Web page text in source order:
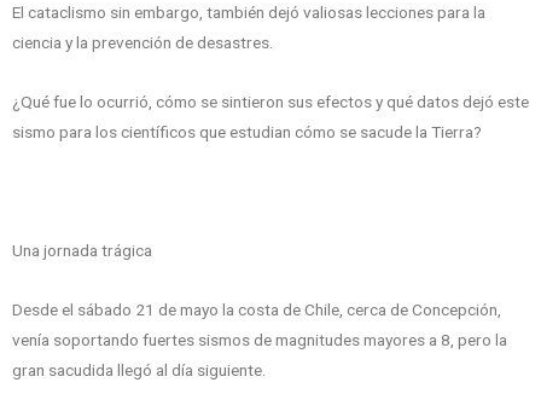
El cataclismo sin embargo, también dejó valiosas lecciones para la
ciencia y la prevención de desastres.
¿Qué fue lo ocurrió, cómo se sintieron sus efectos y qué datos dejó este
sismo para los científicos que estudian cómo se sacude la Tierra?
Una jornada trágica
Desde el sábado 21 de mayo la costa de Chile, cerca de Concepción,
venía soportando fuertes sismos de magnitudes mayores a 8, pero la
gran sacudida llegó al día siguiente.